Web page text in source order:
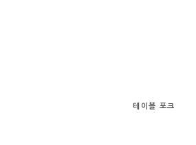
테이블 포크